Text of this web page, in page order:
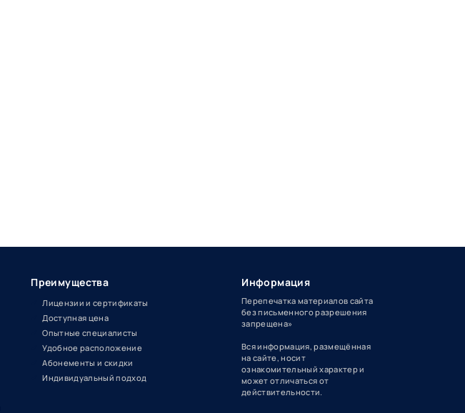
Преимущества
Лицензии и сертификаты
Доступная цена
Опытные специалисты
Удобное расположение
Абонементы и скидки
Индивидуальный подход
Информация
Перепечатка материалов сайта
без письменного разрешения
запрещена»
Вся информация, размещённая
на сайте, носит
ознакомительный характер и
может отличаться от
действительности.